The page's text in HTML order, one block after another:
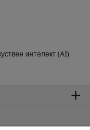
интелект (AI)